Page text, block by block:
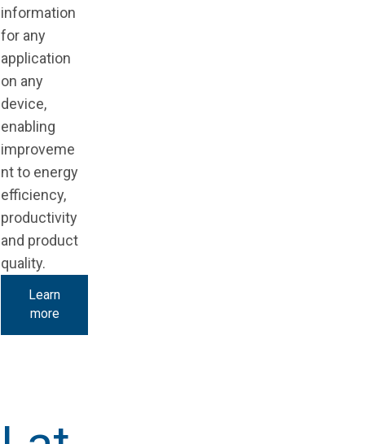
information
for any
application
on any
device,
enabling
improveme
nt to energy
efficiency,
productivity
and product
quality.
Learn
more